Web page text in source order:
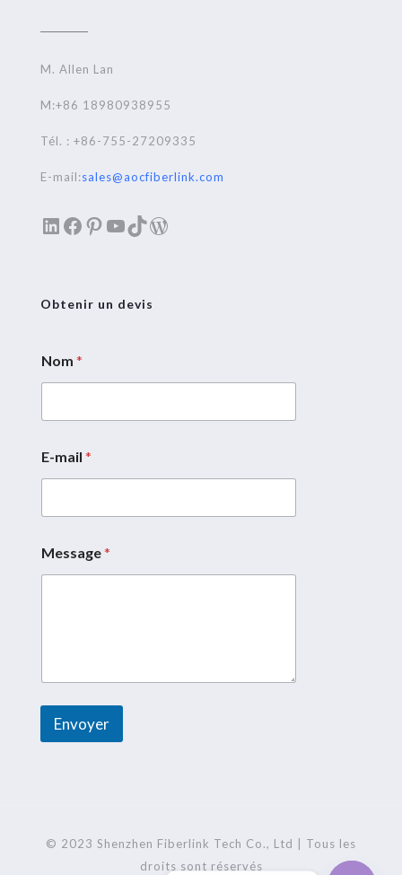
M. Allen Lan
M:+86 18980938955
Tél. : +86-755-27209335
E-mail:sales@aocfiberlink.com
LinkedIn
Facebook
Pinterest
YouTube
TikTok
WordPress
Obtenir un devis
*
*
o
r
Nom *
E-mail *
Message*
Envoyer
© 2023 Shenzhen Fiberlink Tech Co., Ltd | Tous les
droits sont réservés